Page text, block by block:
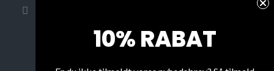
Oversigt over hjemmesiden
10% RABAT